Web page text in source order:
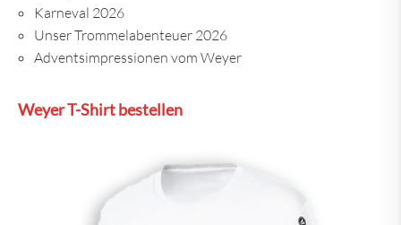
Karneval 2026
Unser Trommelabenteuer 2026
Adventsimpressionen vom Weyer
Weyer T-Shirt bestellen